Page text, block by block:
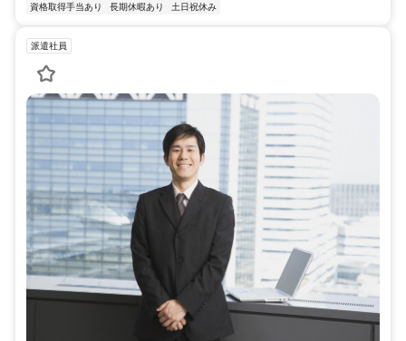
資格取得手当あり
長期休暇あり 土日祝休み
派遣社員